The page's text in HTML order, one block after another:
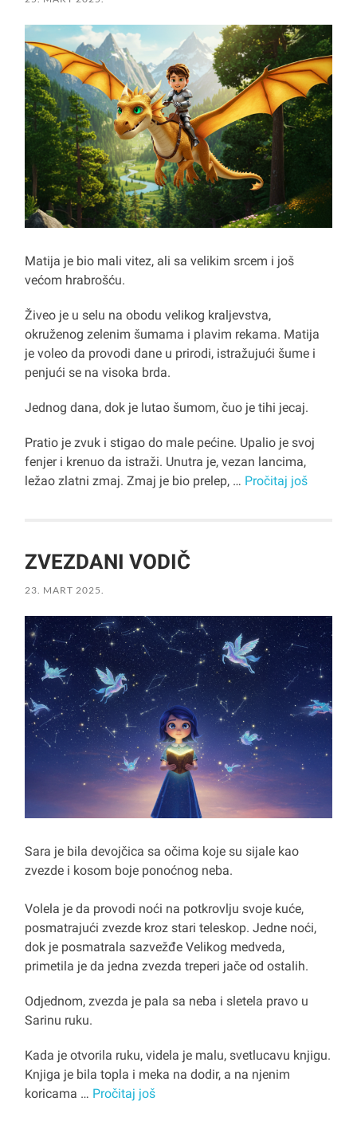
Matija je bio mali vitez, ali sa velikim srcem i još
većom hrabrošću.
Živeo je u selu na obodu velikog kraljevstva,
okruženog zelenim šumama i plavim rekama. Matija
je voleo da provodi dane u prirodi, istražujući šume i
penjući se na visoka brda.
Jednog dana, dok je lutao šumom, čuo je tihi jecaj.
Pratio je zvuk i stigao do male pećine. Upalio je svoj
fenjer i krenuo da istraži. Unutra je, vezan lancima,
ležao zlatni zmaj. Zmaj je bio prelep, … Pročitaj još
ZVEZDANI VODIČ
23. MART 2025.
Sara je bila devojčica sa očima koje su sijale kao
zvezde i kosom boje ponoćnog neba.
Volela je da provodi noći na potkrovlju svoje kuće,
posmatrajući zvezde kroz stari teleskop. Jedne noći,
dok je posmatrala sazvežđe Velikog medveda,
primetila je da jedna zvezda treperi jače od ostalih.
Odjednom, zvezda je pala sa neba i sletela pravo u
Sarinu ruku.
Kada je otvorila ruku, videla je malu, svetlucavu knjigu.
Knjiga je bila topla i meka na dodir, a na njenim
koricama … Pročitaj još